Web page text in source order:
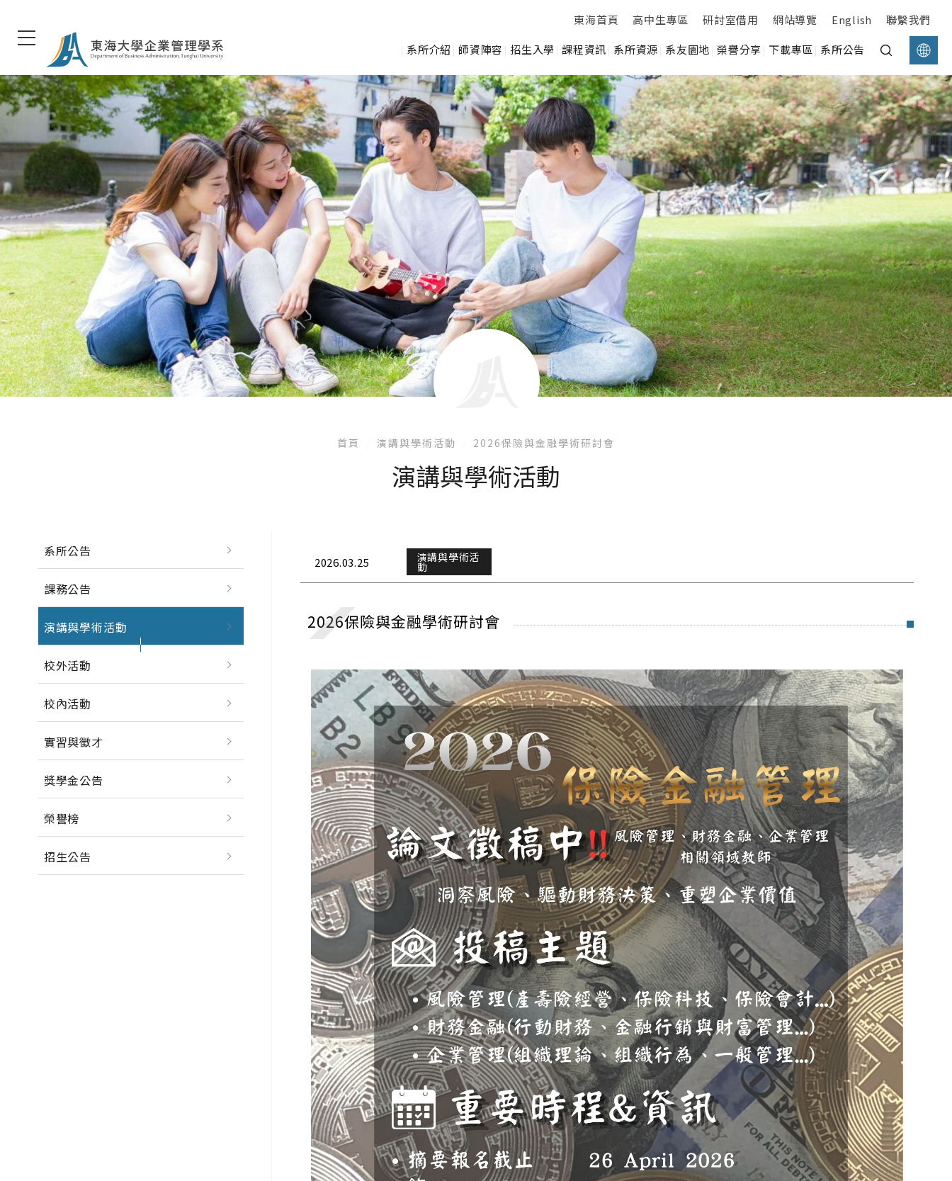
東海首頁 高中生專區 研討室借用 網站導覽 English
聯繫我們
系所介紹 師資陣容 招生入學 課程資訊 系所資源 系友園地 榮譽分享 下載專區 系所公告
首頁 演講與學術活動 2026保險與金融學術研討會
演講與學術活動
系所公告
課務公告
演講與學術活動
校外活動
校內活動
實習與徵才
獎學金公告
榮譽榜
招生公告
2026.03.25 演講與學術活
動
2026保險與金融學術研討會